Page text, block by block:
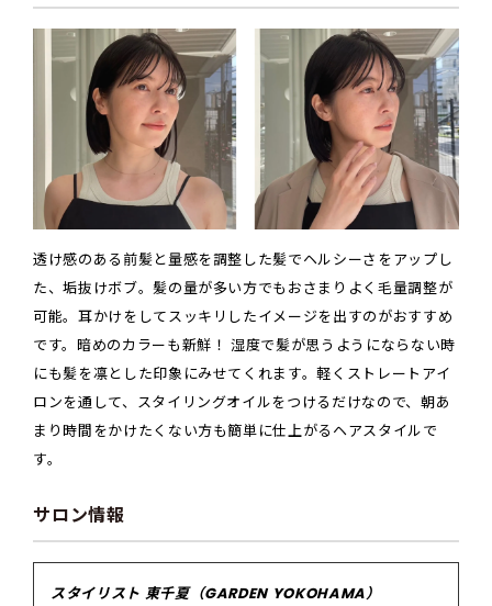
透け感のある前髪と量感を調整した髪でヘルシーさをアップし
た、垢抜けボブ。髪の量が多い方でもおさまりよく毛量調整が
可能。耳かけをしてスッキリしたイメージを出すのがおすすめ
です。暗めのカラーも新鮮！ 湿度で髪が思うようにならない時
にも髪を凛とした印象にみせてくれます。軽くストレートアイ
ロンを通して、スタイリングオイルをつけるだけなので、朝あ
まり時間をかけたくない方も簡単に仕上がるヘアスタイルで
す。
サロン情報
スタイリスト 東千夏（GARDEN YOKOHAMA）